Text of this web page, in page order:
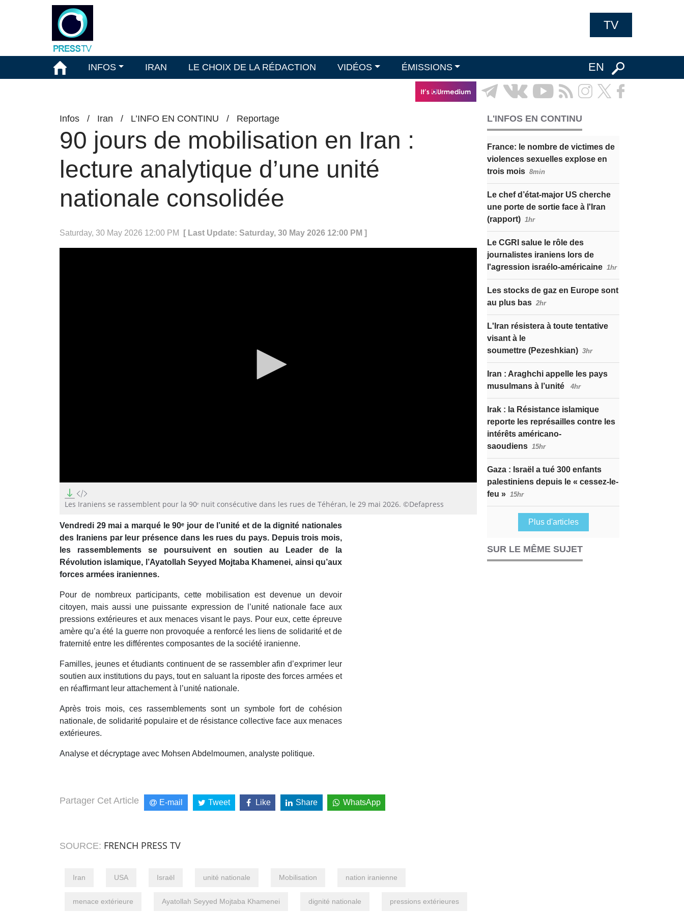
TV
INFOS IRAN LE CHOIX DE LA RÉDACTION VIDÉOS ÉMISSIONS EN
Infos / Iran / L’INFO EN CONTINU / Reportage
90 jours de mobilisation en Iran :
lecture analytique d’une unité
nationale consolidée
Saturday, 30 May 2026 12:00 PM [ Last Update: Saturday, 30 May 2026 12:00 PM ]
seconds
of
58
secondsVolume
90%
Les Iraniens se rassemblent pour la 90ᵉ nuit consécutive dans les rues de Téhéran, le 29 mai 2026. ©Defapress
Vendredi 29 mai a marqué le 90ᵉ jour de l’unité et de la dignité nationales
des Iraniens par leur présence dans les rues du pays. Depuis trois mois,
les rassemblements se poursuivent en soutien au Leader de la
Révolution islamique, l’Ayatollah Seyyed Mojtaba Khamenei, ainsi qu’aux
forces armées iraniennes.
Pour de nombreux participants, cette mobilisation est devenue un devoir
citoyen, mais aussi une puissante expression de l’unité nationale face aux
pressions extérieures et aux menaces visant le pays. Pour eux, cette épreuve
amère qu’a été la guerre non provoquée a renforcé les liens de solidarité et de
fraternité entre les différentes composantes de la société iranienne.
Familles, jeunes et étudiants continuent de se rassembler afin d’exprimer leur
soutien aux institutions du pays, tout en saluant la riposte des forces armées et
en réaffirmant leur attachement à l’unité nationale.
Après trois mois, ces rassemblements sont un symbole fort de cohésion
nationale, de solidarité populaire et de résistance collective face aux menaces
extérieures.
Analyse et décryptage avec Mohsen Abdelmoumen, analyste politique.
Partager Cet Article E-mail Tweet Like Share WhatsApp
SOURCE: FRENCH PRESS TV
Iran USA Israël unité nationale Mobilisation nation iranienne
menace extérieure Ayatollah Seyyed Mojtaba Khamenei dignité nationale pressions extérieures
L'INFOS EN CONTINU
France: le nombre de victimes de
violences sexuelles explose en
trois mois 8min
Le chef d’état-major US cherche
une porte de sortie face à l'Iran
(rapport) 1hr
Le CGRI salue le rôle des
journalistes iraniens lors de
l'agression israélo-américaine 1hr
Les stocks de gaz en Europe sont
au plus bas 2hr
L'Iran résistera à toute tentative
visant à le
soumettre (Pezeshkian) 3hr
Iran : Araghchi appelle les pays
musulmans à l’unité
4hr
Irak : la Résistance islamique
reporte les représailles contre les
intérêts américano-
saoudiens 15hr
Gaza : Israël a tué 300 enfants
palestiniens depuis le « cessez-le-
feu » 15hr
Plus d'articles
SUR LE MÊME SUJET